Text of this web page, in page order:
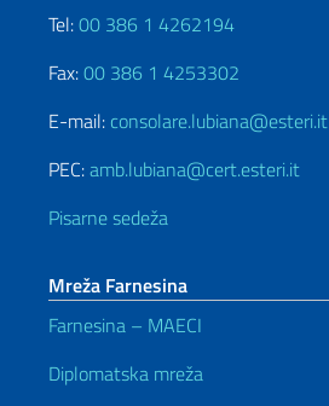
Tel:00 386 1 4262194
Fax:00 386 1 4253302
E-mail: consolare.lubiana@esteri.it
PEC:amb.lubiana@cert.esteri.it
Pisarne sedeža
Mreža Farnesina
Farnesina – MAECI
Diplomatska mreža